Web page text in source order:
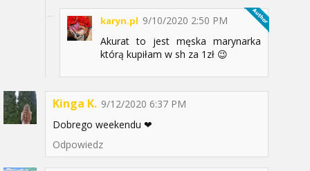
karyn.pl 9/10/2020 2:50 PM
Akurat to jest męska marynarka
którą kupiłam w sh za 1zł 😉
Kinga K. 9/12/2020 6:37 PM
Dobrego weekendu ❤
Odpowiedz